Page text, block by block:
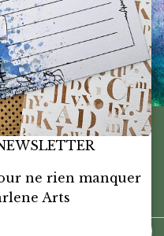
ne rien manquer
Arts
OK